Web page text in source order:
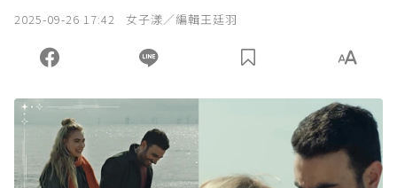
2025-09-26 17:42 女子漾／編輯王廷羽